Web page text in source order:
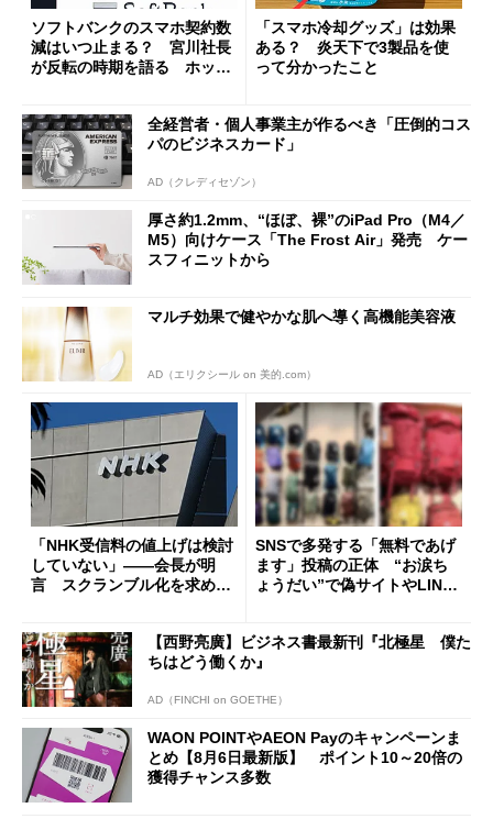
ソフトバンクのスマホ契約数
減はいつ止まる？ 宮川社長
が反転の時期を語る ホッピ
「スマホ冷却グッズ」は効果
ある？ 炎天下で3製品を使
って分かったこと
全経営者・個人事業主が作るべき「圧倒的コス
パのビジネスカード」
AD（クレディセゾン）
厚さ約1.2mm、“ほぼ、裸”のiPad Pro（M4／
M5）向けケース「The Frost Air」発売 ケー
スフィニットから
マルチ効果で健やかな肌へ導く高機能美容液
AD（エリクシール on 美的.com）
「NHK受信料の値上げは検討
していない」――会長が明
言 スクランブル化を求める
SNSで多発する「無料であげ
ます」投稿の正体 “お涙ち
ょうだい”で偽サイトやLINE
【西野亮廣】ビジネス書最新刊『北極星 僕た
ちはどう働くか』
AD（FINCHI on GOETHE）
WAON POINTやAEON Payのキャンペーンま
とめ【8月6日最新版】 ポイント10～20倍の
獲得チャンス多数